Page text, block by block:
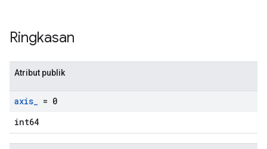
Ringkasan
Atribut publik
axis_ = 0
int64